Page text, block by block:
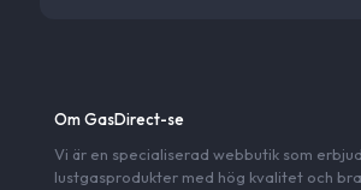
Om GasDirect-se
Vi är en specialiserad webbutik som
lustgasprodukter med hög kvalitet och